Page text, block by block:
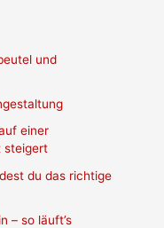
und
einer
steigert
du das richtige
– so läuft’s